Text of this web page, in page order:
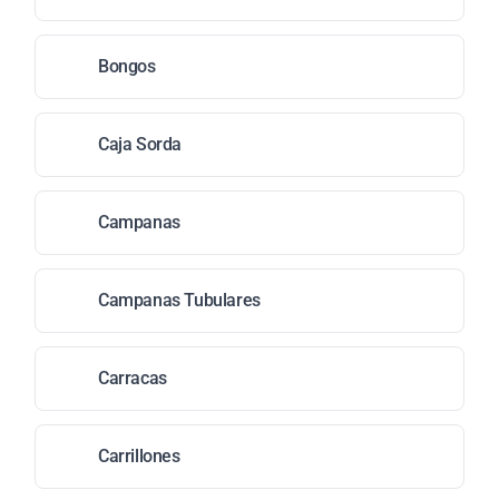
Bongos
Caja Sorda
Campanas
Campanas Tubulares
Carracas
Carrillones